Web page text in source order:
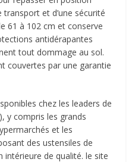
transport et d’une sécurité
61 à 102 cm et conserve
antidérapantes
tout dommage au sol.
couvertes par une garantie
chez les leaders de
y compris les grands
et les
des ustensiles de
de qualité. le site